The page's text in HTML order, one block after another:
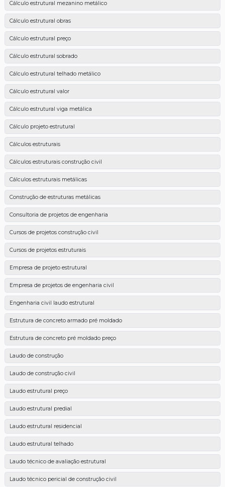
Cálculo estrutural mezanino metálico
Cálculo estrutural obras
Cálculo estrutural preço
Cálculo estrutural sobrado
Cálculo estrutural telhado metálico
Cálculo estrutural valor
Cálculo estrutural viga metálica
Cálculo projeto estrutural
Cálculos estruturais
Cálculos estruturais construção civil
Cálculos estruturais metálicas
Construção de estruturas metálicas
Consultoria de projetos de engenharia
Cursos de projetos construção civil
Cursos de projetos estruturais
Empresa de projeto estrutural
Empresa de projetos de engenharia civil
Engenharia civil laudo estrutural
Estrutura de concreto armado pré moldado
Estrutura de concreto pré moldado preço
Laudo de construção
Laudo de construção civil
Laudo estrutural preço
Laudo estrutural predial
Laudo estrutural residencial
Laudo estrutural telhado
Laudo técnico de avaliação estrutural
Laudo técnico pericial de construção civil